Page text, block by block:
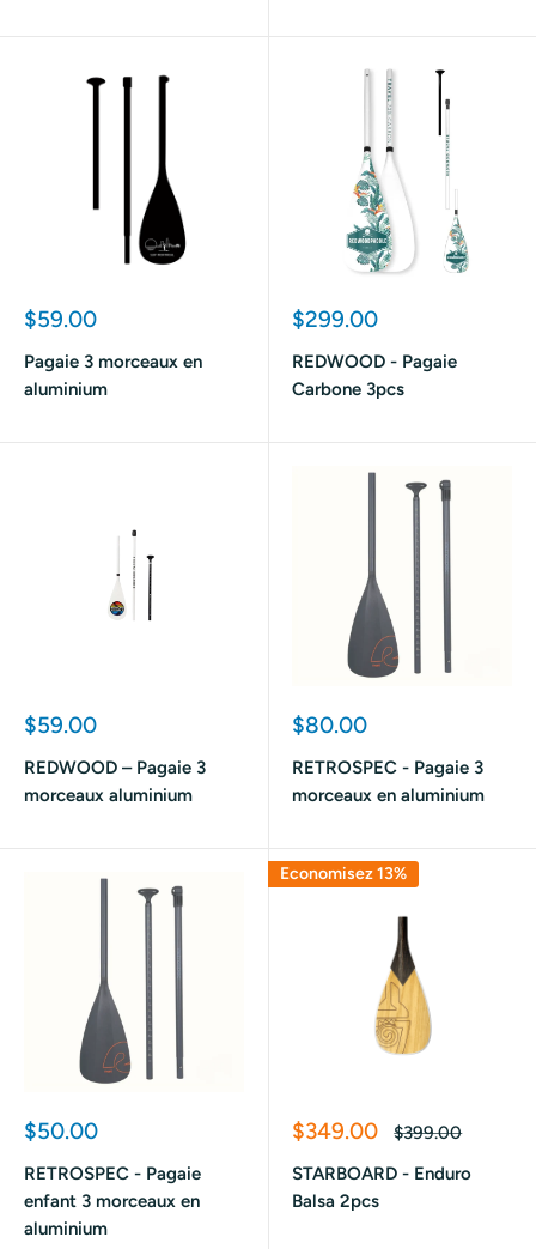
Prix
$59.00
Pagaie 3 morceaux en
aluminium
Prix
$299.00
REDWOOD - Pagaie
Carbone 3pcs
Prix
$59.00
REDWOOD – Pagaie 3
morceaux aluminium
Prix
$80.00
RETROSPEC - Pagaie 3
morceaux en aluminium
Prix
$50.00
RETROSPEC - Pagaie
enfant 3 morceaux en
aluminium
Economisez 13%
Prix
$349.00
Prix
$399.00
STARBOARD - Enduro
Balsa 2pcs